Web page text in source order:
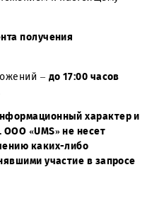
закупки и условий
и порядке
в прилагаемой
к
получения
–до 17:00